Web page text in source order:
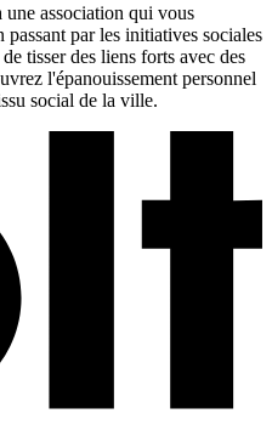
association qui vous
par les initiatives sociales
tisser des liens forts avec des
l'épanouissement personnel
social de la ville.